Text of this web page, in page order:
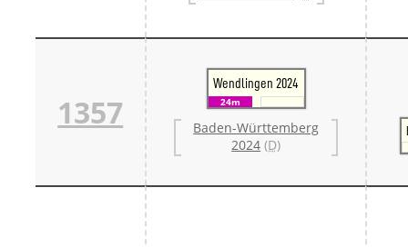
1357
Wendlingen 2024
24m
Baden-Württemberg
2024 (D)